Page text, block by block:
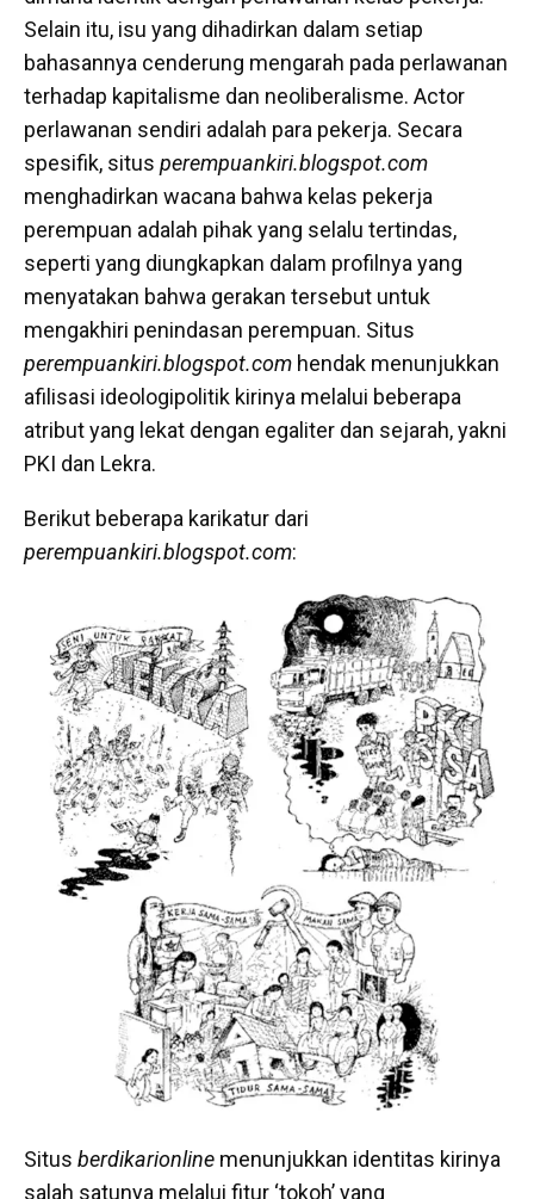
Selain itu, isu yang dihadirkan dalam setiap
bahasannya cenderung mengarah pada perlawanan
terhadap kapitalisme dan neoliberalisme. Actor
perlawanan sendiri adalah para pekerja. Secara
spesifik, situs perempuankiri.blogspot.com
menghadirkan wacana bahwa kelas pekerja
perempuan adalah pihak yang selalu tertindas,
seperti yang diungkapkan dalam profilnya yang
menyatakan bahwa gerakan tersebut untuk
mengakhiri penindasan perempuan. Situs
perempuankiri.blogspot.com hendak menunjukkan
afilisasi ideologipolitik kirinya melalui beberapa
atribut yang lekat dengan egaliter dan sejarah, yakni
PKI dan Lekra.
Berikut beberapa karikatur dari
perempuankiri.blogspot.com:
Situs berdikarionline menunjukkan identitas kirinya
salah satunya melalui fitur ‘tokoh’ yang